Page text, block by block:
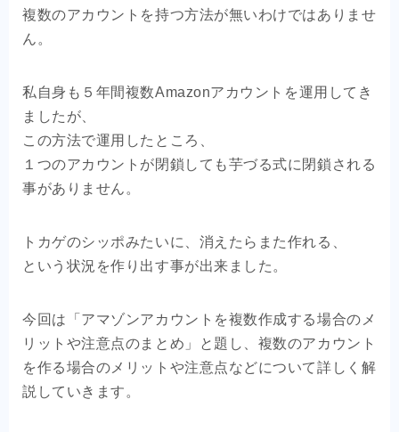
お問い合わせ
複数のアカウントを持つ方法が無いわけではありませ
ん。
私自身も５年間複数Amazonアカウントを運用してき
ましたが、
この方法で運用したところ、
１つのアカウントが閉鎖しても芋づる式に閉鎖される
事がありません。
トカゲのシッポみたいに、消えたらまた作れる、
という状況を作り出す事が出来ました。
今回は「アマゾンアカウントを複数作成する場合のメ
リットや注意点のまとめ」と題し、複数のアカウント
を作る場合のメリットや注意点などについて詳しく解
説していきます。